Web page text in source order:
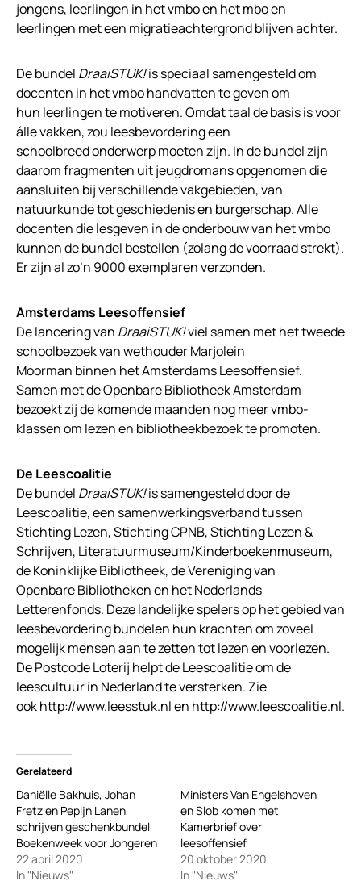
jongens, leerlingen in het vmbo en het mbo en
leerlingen met een migratieachtergrond blijven achter.
De bundel DraaiSTUK!is speciaal samengesteld om
docenten in het vmbo handvatten te geven om
hun leerlingen te motiveren. Omdat taal de basis is voor
álle vakken, zou leesbevordering een
schoolbreed onderwerp moeten zijn. In de bundel zijn
daarom fragmenten uit jeugdromans opgenomen die
aansluiten bij verschillende vakgebieden, van
natuurkunde tot geschiedenis en burgerschap. Alle
docenten die lesgeven in de onderbouw van het vmbo
kunnen de bundel bestellen (zolang de voorraad strekt).
Er zijn al zo’n 9000 exemplaren verzonden.
Amsterdams Leesoffensief
De lancering van DraaiSTUK!viel samen met het tweede
schoolbezoek van wethouder Marjolein
Moorman binnen het Amsterdams Leesoffensief.
Samen met de Openbare Bibliotheek Amsterdam
bezoekt zij de komende maanden nog meer vmbo-
klassen om lezen en bibliotheekbezoek te promoten.
De Leescoalitie
De bundel DraaiSTUK!is samengesteld door de
Leescoalitie, een samenwerkingsverband tussen
Stichting Lezen, Stichting CPNB, Stichting Lezen &
Schrijven, Literatuurmuseum/Kinderboekenmuseum,
de Koninklijke Bibliotheek, de Vereniging van
Openbare Bibliotheken en het Nederlands
Letterenfonds. Deze landelijke spelers op het gebied van
leesbevordering bundelen hun krachten om zoveel
mogelijk mensen aan te zetten tot lezen en voorlezen.
De Postcode Loterij helpt de Leescoalitie om de
leescultuur in Nederland te versterken. Zie
ookhttp://www.leesstuk.nlen http://www.leescoalitie.nl.
Gerelateerd
Daniëlle Bakhuis, Johan
Fretz en Pepijn Lanen
schrijven geschenkbundel
Boekenweek voor Jongeren
22 april 2020
In "Nieuws"
Ministers Van Engelshoven
en Slob komen met
Kamerbrief over
leesoffensief
20 oktober 2020
In "Nieuws"